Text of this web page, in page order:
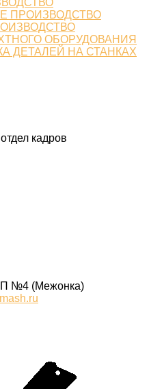
ПРОИЗВОДСТВО
ОБОРУДОВАНИЯ
ДЕТАЛЕЙ НА СТАНКАХ
кадров
№4 (Межонка)